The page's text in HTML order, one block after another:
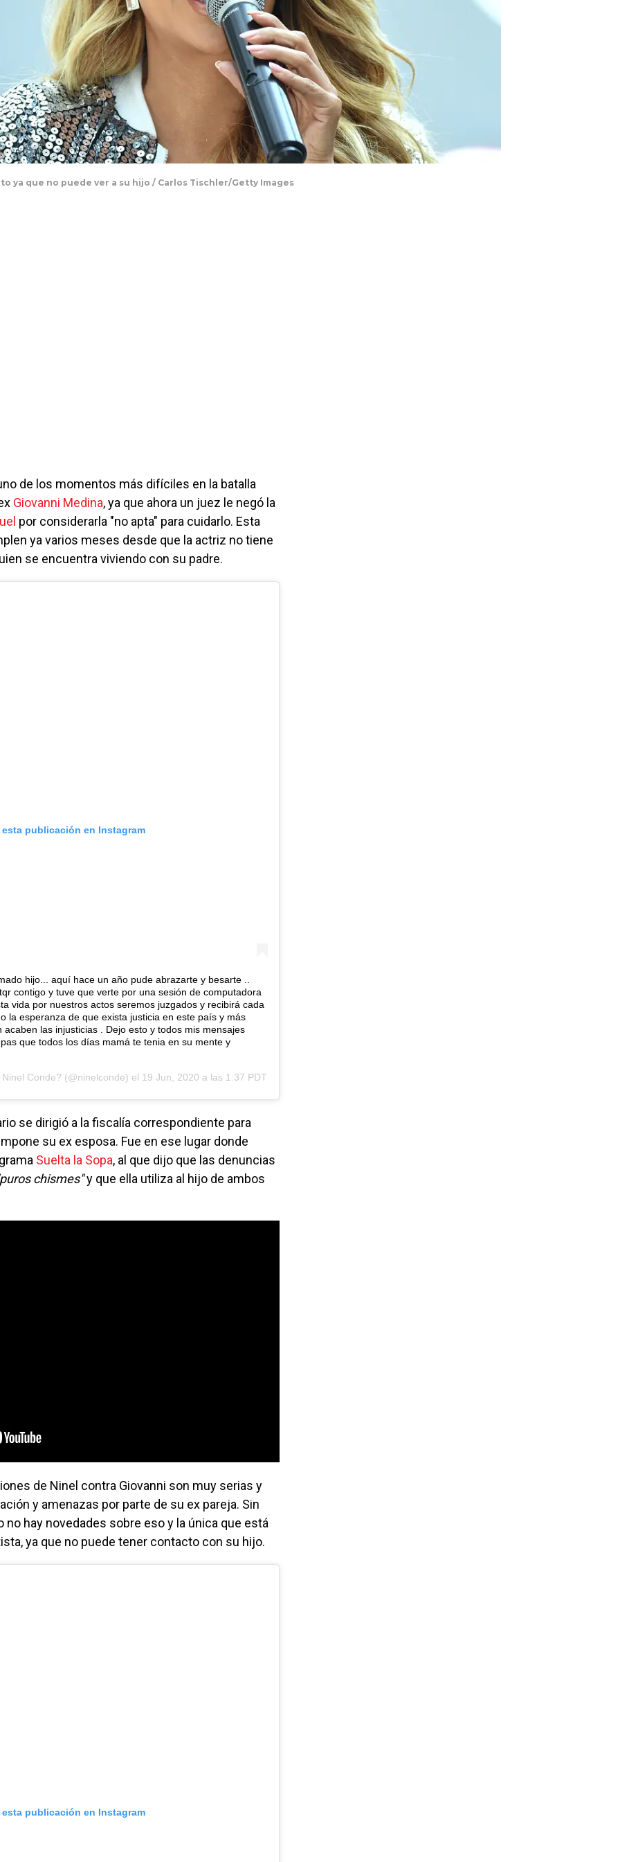
ya que no puede ver a su hijo / Carlos Tischler/Getty Images
de los momentos más difíciles en la batalla
Giovanni Medina, ya que ahora un juez le negó la
por considerarla "no apta" para cuidarlo. Esta
ya varios meses desde que la actriz no tiene
se encuentra viviendo con su padre.
esta publicación en Instagram
hijo... aquí hace un año pude abrazarte y besarte ..
contigo y tuve que verte por una sesión de computadora
vida por nuestros actos seremos juzgados y recibirá cada
la esperanza de que exista justicia en este país y más
las injusticias . Dejo esto y todos mis mensajes
que todos los días mamá te tenia en su mente y
Ninel Conde? (@ninelconde) el 19 Jun, 2020 a las 1:37 PDT
se dirigió a la fiscalía correspondiente para
su ex esposa. Fue en ese lugar donde
Suelta la Sopa, al que dijo que las denuncias
chismes"y que ella utiliza al hijo de ambos
de Ninel contra Giovanni son muy serias y
y amenazas por parte de su ex pareja. Sin
hay novedades sobre eso y la única que está
ya que no puede tener contacto con su hijo.
esta publicación en Instagram